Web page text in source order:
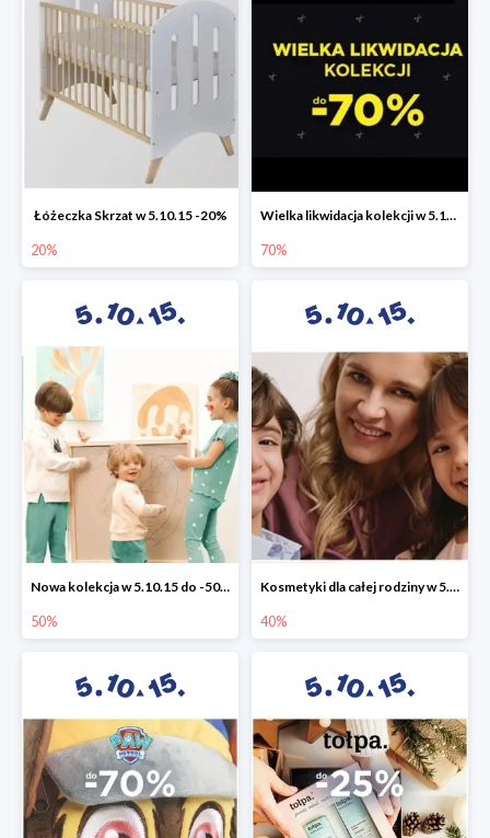
Łóżeczka Skrzat w 5.10.15 -20%
20%
Wielka likwidacja kolekcji w 5.10.15 do -70%
70%
Nowa kolekcja w 5.10.15 do -50%
50%
Kosmetyki dla całej rodziny w 5.10.15 do -40%
40%